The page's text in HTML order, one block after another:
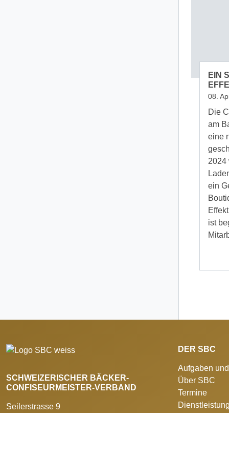
EIN
08.
Die
am
eine
2024
ein
ist
SCHWEIZERISCHER BÄCKER-
CONFISEURMEISTER-VERBAND
Seilerstrasse 9
DER SBC
Aufgaben
Über SBC
Termine